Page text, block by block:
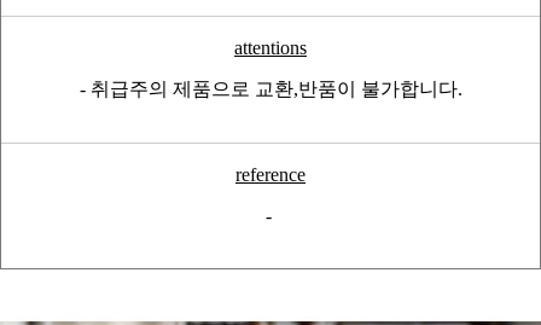
attentions
- 취급주의 제품으로 교환,반품이 불가합니다.
reference
-